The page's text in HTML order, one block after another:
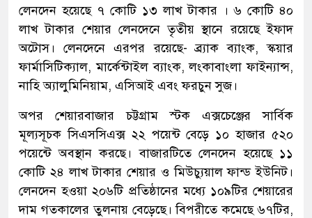
লেনদেন হয়েছে ৭ কোটি ১৩ লাখ টাকার । ৬ কোটি ৪০
লাখ টাকার শেয়ার লেনদেনে তৃতীয় স্থানে রয়েছে ইফাদ
অটোস। লেনদেনে এরপর রয়েছে- ব্র্যাক ব্যাংক, স্কয়ার
ফার্মাসিটিক্যাল, মার্কেন্টাইল ব্যাংক, লংকাবাংলা ফাইন্যান্স,
নাহি অ্যালুমিনিয়াম, এসিআই এবং ফরচুন সুজ।
অপর শেয়ারবাজার চট্টগ্রাম স্টক এক্সচেঞ্জের সার্বিক
মূল্যসূচক সিএসসিএক্স ২২ পয়েন্ট বেড়ে ১০ হাজার ৫২০
পয়েন্টে অবস্থান করছে। বাজারটিতে লেনদেন হয়েছে ১১
কোটি ২৪ লাখ টাকার শেয়ার ও মিউচ্যুয়াল ফান্ড ইউনিট।
লেনদেন হওয়া ২০৬টি প্রতিষ্ঠানের মধ্যে ১০৯টির শেয়ারের
দাম গতকালের তুলনায় বেড়েছে। বিপরীতে কমেছে ৬৭টির,